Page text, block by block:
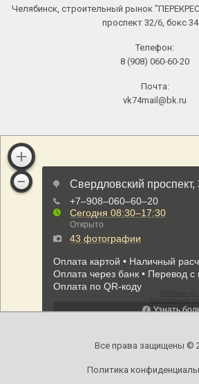
Челябинск, строительный рынок
проспект 32/6, бокс
Телефон:
8 (908) 060-60-20
Почта:
vk74mail@bk.ru
Все права защищены ©
Политика